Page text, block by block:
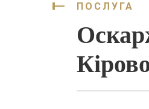
ПОСЛУГА